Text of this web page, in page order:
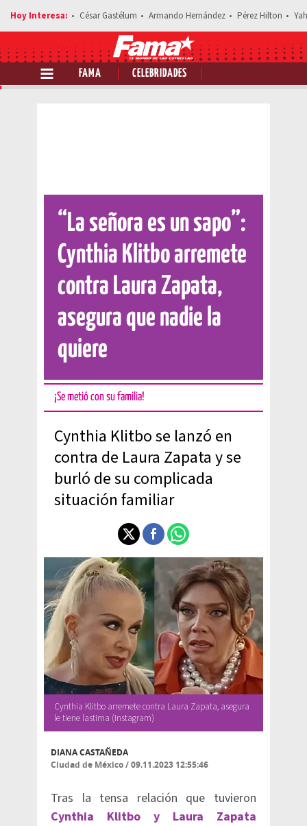
César Gastélum Armando Hernández Pérez Hilton
FAMA CELEBRIDADES
Comparte esta noticia
“La señora es un sapo”:
Cynthia Klitbo arremete
contra Laura Zapata,
asegura que nadie la
quiere
¡Se metió con su familia!
Cynthia Klitbo se lanzó en
contra de Laura Zapata y se
burló de su complicada
situación familiar
Cynthia Klitbo arremete contra Laura Zapata, asegura
le tiene lastima (Instagram)
DIANA CASTAÑEDA
Ciudad de México/09.11.2023 12:55:46
Tras la tensa relación que tuvieron
Cynthia Klitbo y Laura Zapata